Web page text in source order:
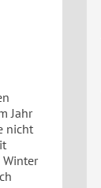
Jahr
nicht